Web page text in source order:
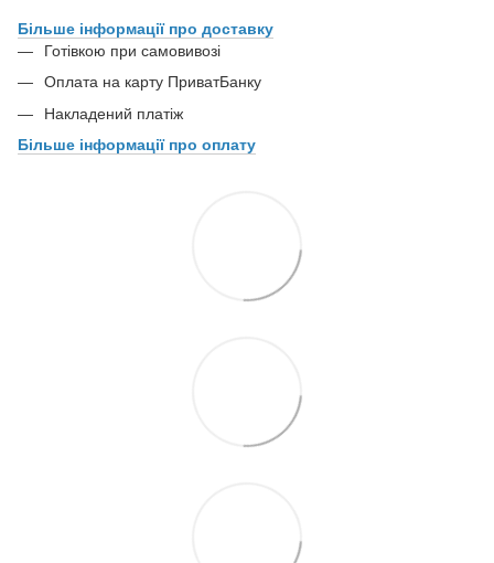
Більше інформації про доставку
Готівкою при самовивозі
Оплата на карту ПриватБанку
Накладений платіж
Більше інформації про оплату